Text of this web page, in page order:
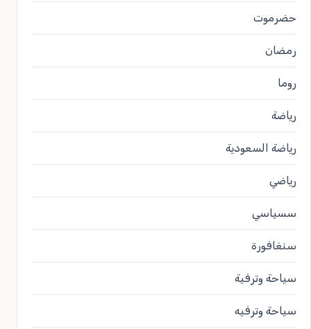
حضرموت
رمضان
روما
رياضة
رياضة السعودية
رياضي
سسياسي
سنغافورة
سياحة وترفية
سياحة وترفيه